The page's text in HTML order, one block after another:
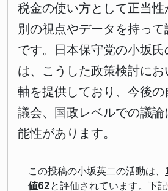
税金の使い方として正当性
別の視点やデータを持って
です。日本保守党の小坂
は、こうした政策検討に
軸を提供しており、今後
議会、国政レベルでの議
能性があります。
この投稿の小坂英二の活動は、
値62と評価されています。下記